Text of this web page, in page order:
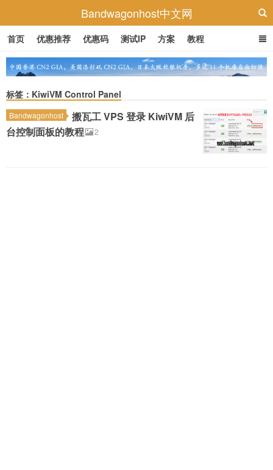
Bandwagonhost中文网
首页 优惠推荐 优惠码 测试IP 方案 教程
标签：KiwiVM Control Panel
Bandwagonhost
搬瓦工 VPS 登录 KiwiVM 后
台控制面板的教程
2